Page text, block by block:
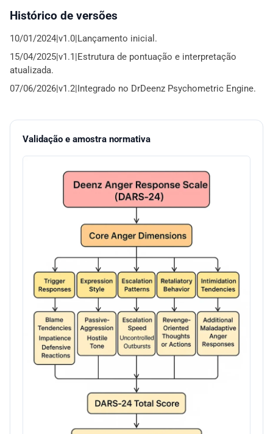
Histórico de versões
10/01/2024|v1.0|Lançamento inicial.
15/04/2025|v1.1|Estrutura de pontuação e interpretação
atualizada.
07/06/2026|v1.2|Integrado no DrDeenz Psychometric Engine.
Validação e amostra normativa